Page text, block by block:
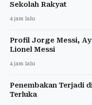
Sekolah Rakyat
4 jam lalu
Profil Jorge Messi,
Lionel Messi
4 jam lalu
Penembakan Terjadi
Terluka